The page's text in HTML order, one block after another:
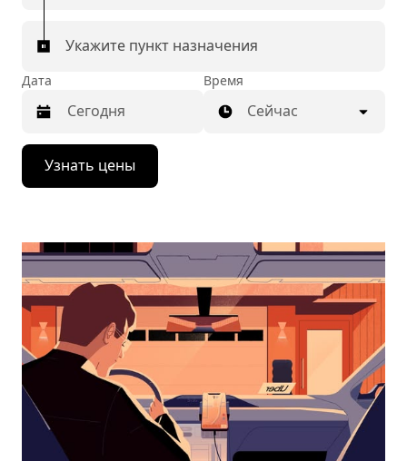
Укажите пункт назначения
Дата
Нажмите
стрелку
вниз,
календарю
выбрать
дату.
Чтобы
закрыть
календарь,
нажмите
Esc.
Время
Сейчас
Узнать цены